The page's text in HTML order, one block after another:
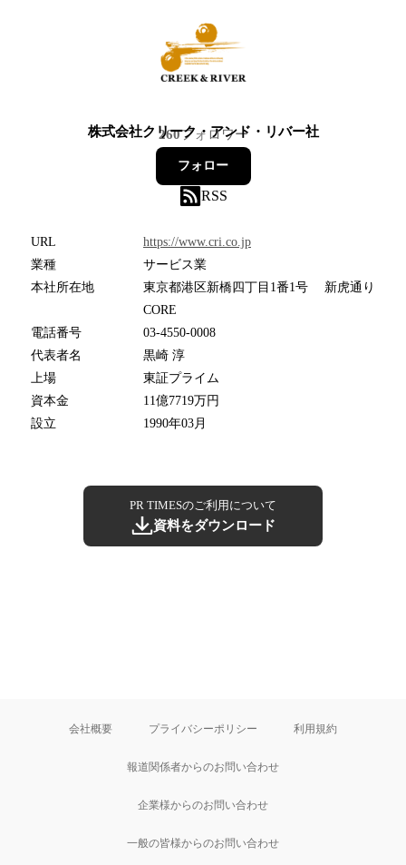
株式会社クリーク・アンド・リバー社
260フォロワー
フォロー
RSS
URL
https://www.cri.co.jp
業種
サービス業
本社所在地
東京都港区新橋四丁目1番1号 新虎通り
CORE
電話番号
03-4550-0008
代表者名
黒崎 淳
上場
東証プライム
資本金
11億7719万円
設立
1990年03月
PR TIMESのご利用について
資料をダウンロード
会社概要 プライバシーポリシー 利用規約
報道関係者からのお問い合わせ
企業様からのお問い合わせ
一般の皆様からのお問い合わせ